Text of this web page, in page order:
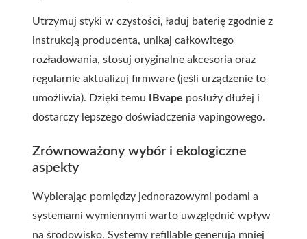
Utrzymuj styki w czystości, ładuj baterię zgodnie z
instrukcją producenta, unikaj całkowitego
rozładowania, stosuj oryginalne akcesoria oraz
regularnie aktualizuj firmware (jeśli urządzenie to
umożliwia). Dzięki temu
IBvape posłuży dłużej i
dostarczy lepszego doświadczenia vapingowego.
Zrównoważony wybór i ekologiczne
aspekty
Wybierając pomiędzy jednorazowymi podami a
systemami wymiennymi warto uwzględnić wpływ
na środowisko. Systemy refillable generują mniej